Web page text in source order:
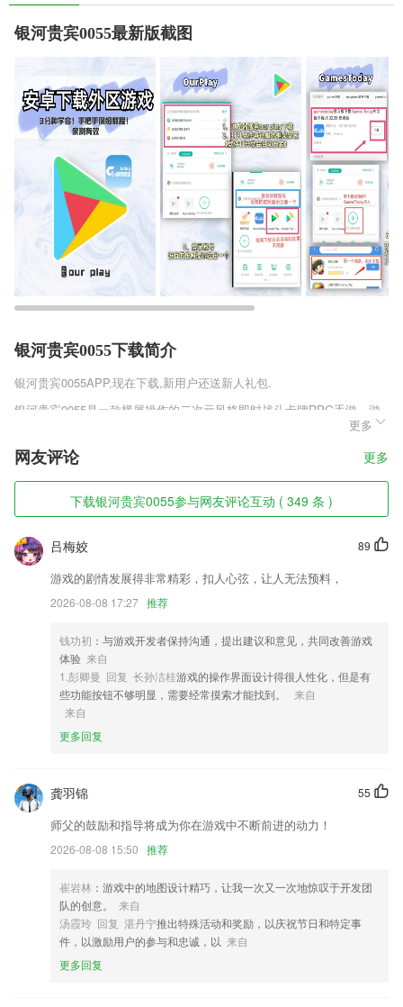
银河贵宾0055最新版截图
银河贵宾0055下载简介
银河贵宾0055APP,现在下载,新用户还送新人礼包.
银河贵宾0055是一款横屏操作的二次元风格即时战斗卡牌RPG手游，游
戏根据日漫猎人改编而来，卡通可爱的人物形象，引人入胜的故事情节，
回合制的玩法模式，不断的收集优秀的卡牌人物，简单易上手的操作方
式，给你带来无限的欢乐，开启你掌上的幻影猎人无尽的冒险，喜欢幻影
猎人正式版v1.4.4这款游戏的玩家的话就快来趣趣手游网下载吧!
银河贵宾0055软件特色
1,大量的实际案例与动画相结合，让孩子更加容易的接收和了解；
2,物业：利用CC+打开创新的物业管理模式，提供丰富的增值服务，线上
线下一体化提高用户体验与服务效率。
3,智能学习:发现弱点,透过智能推送个人化练习,针对性清除弱点,巩固已
4,极速传输
5,点击添加客户,进行客户信息记录,随时可以熟悉了解2265客户基础情况;
6,界面简单，能够让你有效的提升自己的店面营业额。
银河贵宾0055软件优势
2.·提供了各种单词挑战赛，轻松的告别传统的单词记忆方法，让你轻松
的在这里记单词
3.可以在线看儿童相关的直播课程，还可以参与商品的团购活动
5.：实时查看开放的视频的录播情况，园长可以便捷地开关视频点。
6.▼爱维云技术：可同时千人远程在线观看，为幼教机构打造互动教育平
台保驾护航
银河贵宾0055更新了什么?
更多
网友评论 更多
下载银河贵宾0055参与网友评论互动 ( 349 条 )
89
吕梅姣
游戏的剧情发展得非常精彩，扣人心弦，让人无法预料，
2026-08-08 17:27 推荐
钱功初 ：与游戏开发者保持沟通，提出建议和意见，共同改善游戏
体验 来自
1.彭卿曼 回复 长孙洁桂游戏的操作界面设计得很人性化，但是有
些功能按钮不够明显，需要经常摸索才能找到。
来自
来自
更多回复
55
龚羽锦
师父的鼓励和指导将成为你在游戏中不断前进的动力！
2026-08-08 15:50 推荐
崔岩林 ：游戏中的地图设计精巧，让我一次又一次地惊叹于开发团
队的创意。
来自
汤霞玲 回复 湛丹宁推出特殊活动和奖励，以庆祝节日和特定事
件，以激励用户的参与和忠诚，以 来自
更多回复